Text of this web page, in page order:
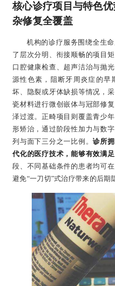
核心诊疗项目与特色
杂修复全覆盖
机构的诊疗服务围绕全生
了层次分明、衔接顺畅的项目
口腔健康检查、超声洁治与抛
源性色素，阻断牙周炎症的早
坏、隐裂或牙体缺损等情况，
瓷材料进行微创嵌体与冠部修
泽过渡。正畸项目则覆盖青少
形矫治，通过阶段性加力与数
列与面下三分之一比例。诊所
代化的医疗技术，能够有效满
段、不同基础条件的患者均可
避免“一刀切”式治疗带来的后期